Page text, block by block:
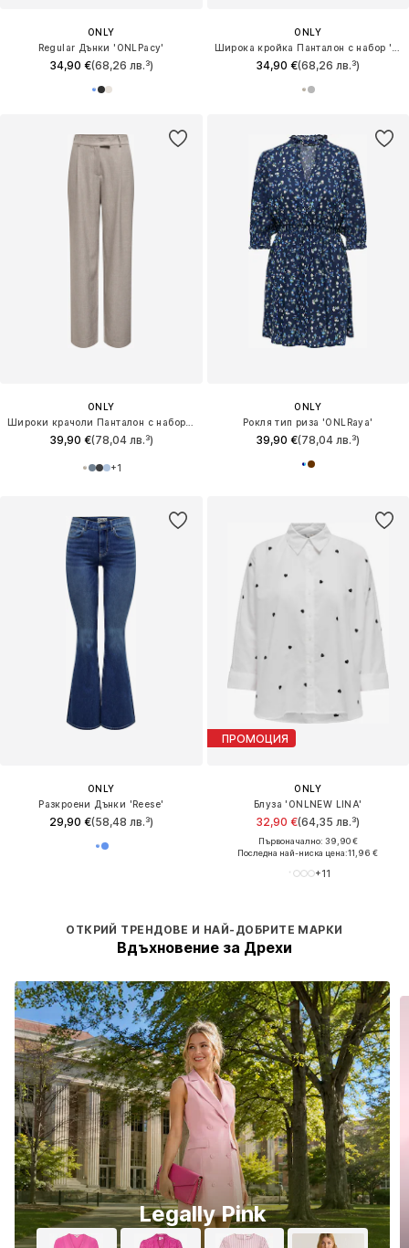
ONLY
Regular Дънки 'ONLPacy'
34,90 €(68,26 лв.³)
ONLY
Широка кройка Панталон с набор 'ONLLinda'
34,90 €(68,26 лв.³)
ONLY
Широки крачоли Панталон с набор 'ONLLinda'
39,90 €(78,04 лв.³)
+1
ONLY
Рокля тип риза 'ONLRaya'
39,90 €(78,04 лв.³)
ONLY
Разкроени Дънки 'Reese'
29,90 €(58,48 лв.³)
ПРОМОЦИЯ
ONLY
Блуза 'ONLNEW LINA'
32,90 €(64,35 лв.³)
Първоначално: 39,90 €
Последна най-ниска цена:11,96 €
+11
ОТКРИЙ ТРЕНДОВЕ И НАЙ-ДОБРИТЕ МАРКИ
Вдъхновение за Дрехи
Legally Pink